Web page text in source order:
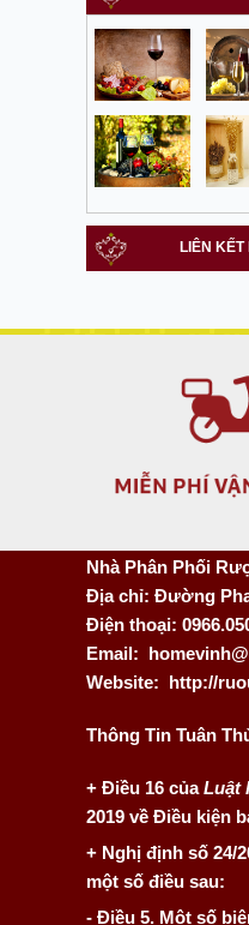
LIÊN
Nhà Phân Phối
Địa chỉ: Đường
Điện thoại:
Email:
Website: http://
Thông Tin Tuân
+ Điều 16 củaLuật
2019 về Điều kiện
+ Nghị định số 24/
một số điều sau:
- Điều 5. Một số